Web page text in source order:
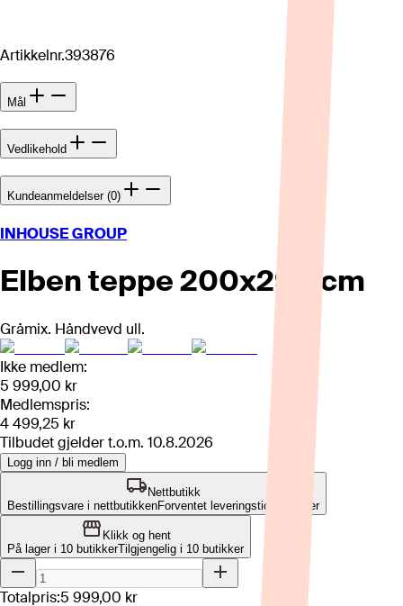
Artikkelnr.393876
Mål
Vedlikehold
Kundeanmeldelser (0)
INHOUSE GROUP
Elben teppe 200x290 cm
Gråmix. Håndvevd ull.
Ikke medlem:
5 999,00 kr
Medlemspris:
4 499,25 kr
Tilbudet gjelder t.o.m. 10.8.2026
Logg inn / bli medlem
Nettbutikk
Bestillingsvare i nettbutikkenForventet leveringstid: 6-8 uker
Klikk og hent
På lager i 10 butikkerTilgjengelig i 10 butikker
Totalpris:5 999,00 kr